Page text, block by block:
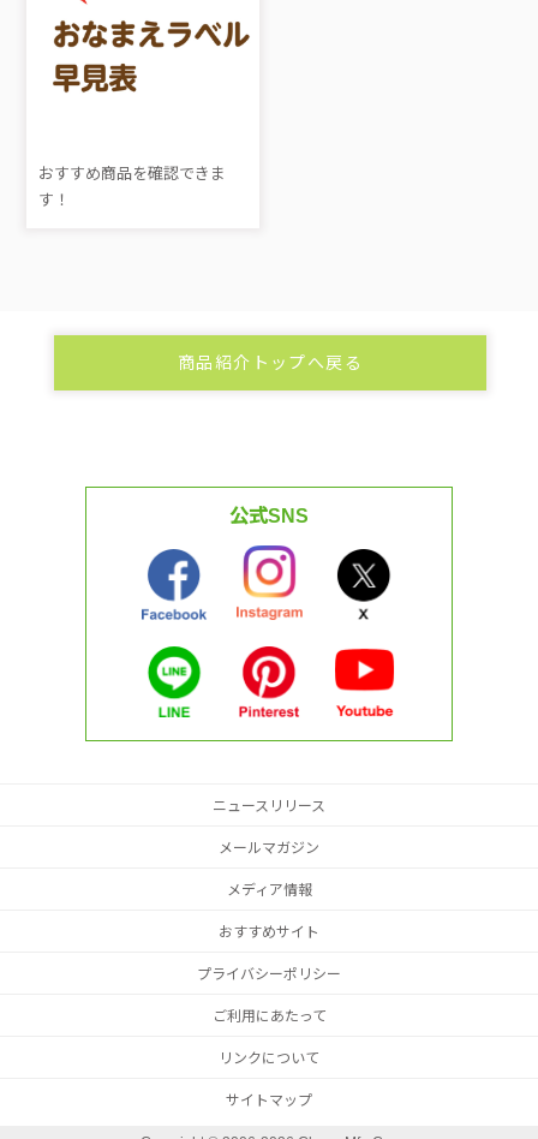
おすすめ商品を確認できま
す！
商品紹介トップへ戻る
公式SNS
ニュースリリース
メールマガジン
メディア情報
おすすめサイト
プライバシーポリシー
ご利用にあたって
リンクについて
サイトマップ